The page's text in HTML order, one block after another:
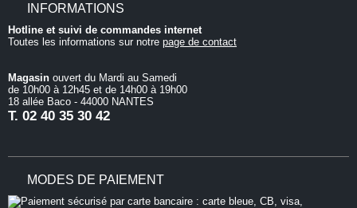
INFORMATIONS
Hotline et suivi de commandes internet
Toutes les informations sur notre page de contact
Magasin ouvert du Mardi au Samedi
de 10h00 à 12h45 et de 14h00 à 19h00
18 allée Baco - 44000 NANTES
T. 02 40 35 30 42
MODES DE PAIEMENT